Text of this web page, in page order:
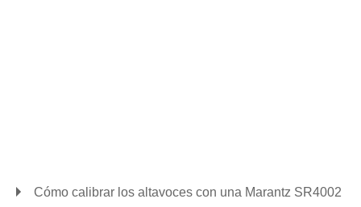
Cómo calibrar los altavoces con una Marantz SR4002